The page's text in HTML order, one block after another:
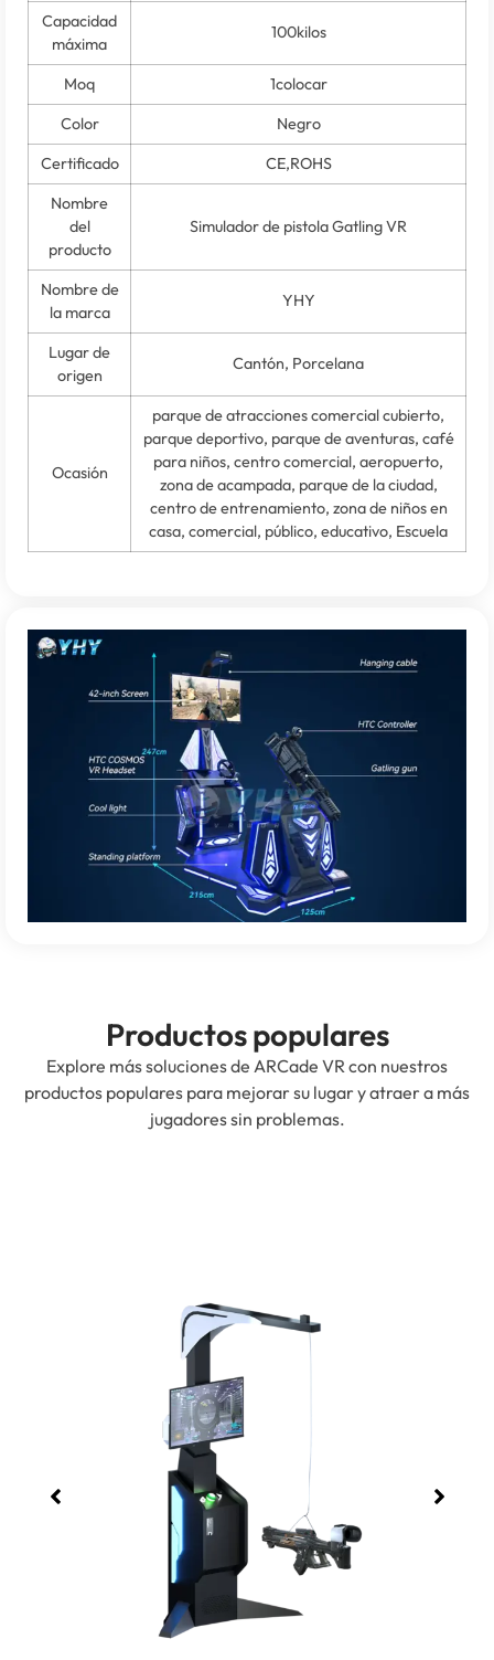
Capacidad
máxima
100kilos
Moq
1colocar
Color
Negro
Certificado
CE,ROHS
Nombre
del
producto
Simulador de pistola Gatling VR
Nombre de
la marca
YHY
Lugar de
origen
Cantón, Porcelana
Ocasión
parque de atracciones comercial cubierto,
parque deportivo, parque de aventuras, café
para niños, centro comercial, aeropuerto,
zona de acampada, parque de la ciudad,
centro de entrenamiento, zona de niños en
casa, comercial, público, educativo, Escuela
Productos populares
Explore más soluciones de ARCade VR con nuestros
productos populares para mejorar su lugar y atraer a más
jugadores sin problemas.